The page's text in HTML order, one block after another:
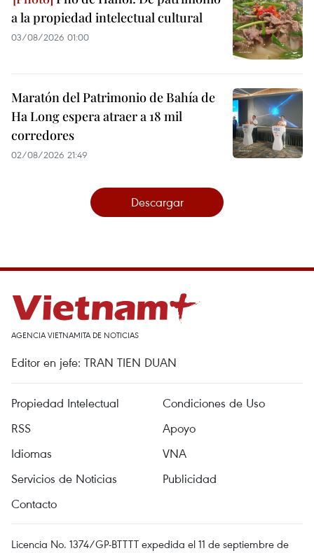
a la propiedad intelectual cultural
03/08/2026 01:00
Maratón del Patrimonio de Bahía de
Ha Long espera atraer a 18 mil
corredores
02/08/2026 21:49
Descargar
AGENCIA VIETNAMITA DE NOTICIAS
Editor en jefe: TRAN TIEN DUAN
Propiedad Intelectual
Condiciones de Uso
RSS
Apoyo
Idiomas
VNA
Servicios de Noticias
Publicidad
Contacto
Licencia No. 1374/GP-BTTTT expedida el 11 de septiembre de